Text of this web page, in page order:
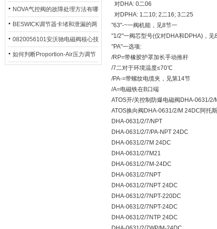
关重要
NOVA气控阀的故障处理方法有哪
些？
BESWICK调节器卡堵和泄漏的两
大问题解决措施
0820056101安沃驰电磁阀核心技
术参数
如何判断Proportion-Air压力调节
对DHA: 0二06
对DPHA: 1二10; 2二16; 3二25
"63"-~一阀机能，见8节一
"1/2"一阀芯型号(仅对DHA和DPHA)，见
"PA"一选项:
/RP=带橡胶护罩加长手动推杆
/7二对于环境温度≤70℃
/PA-=带螺纹电缆夹，见第14节
/A=电磁铁在B口端
ATOS开/关控制防爆电磁阀DHA-0631/
ATOS换向阀DHA-0631/2/M 24DC阿托
DHA-0631/2/7/NPT
DHA-0631/2/7/PA-NPT 24DC
DHA-0631/2/7M 24DC
DHA-0631/2/7M21
DHA-0631/2/7M-24DC
DHA-0631/2/7NPT
DHA-0631/2/7NPT 24DC
DHA-0631/2/7NPT-220DC
DHA-0631/2/7NPT-24DC
DHA-0631/2/7NTP 24DC